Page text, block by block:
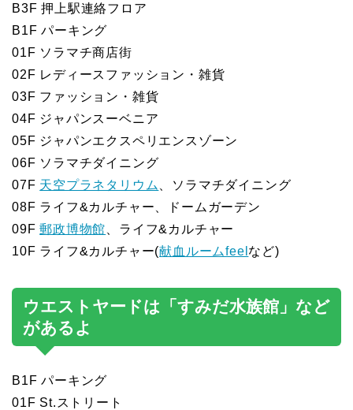
B3F 押上駅連絡フロア
B1F パーキング
01F ソラマチ商店街
02F レディースファッション・雑貨
03F ファッション・雑貨
04F ジャパンスーベニア
05F ジャパンエクスペリエンスゾーン
06F ソラマチダイニング
07F 天空プラネタリウム
、ソラマチダイニング
08F ライフ&カルチャー、ドームガーデン
09F郵政博物館 、ライフ&カルチャー
10F ライフ&カルチャー(献血ルームfeel など)
ウエストヤードは「すみだ水族館」など
があるよ
B1F パーキング
01F St.ストリート